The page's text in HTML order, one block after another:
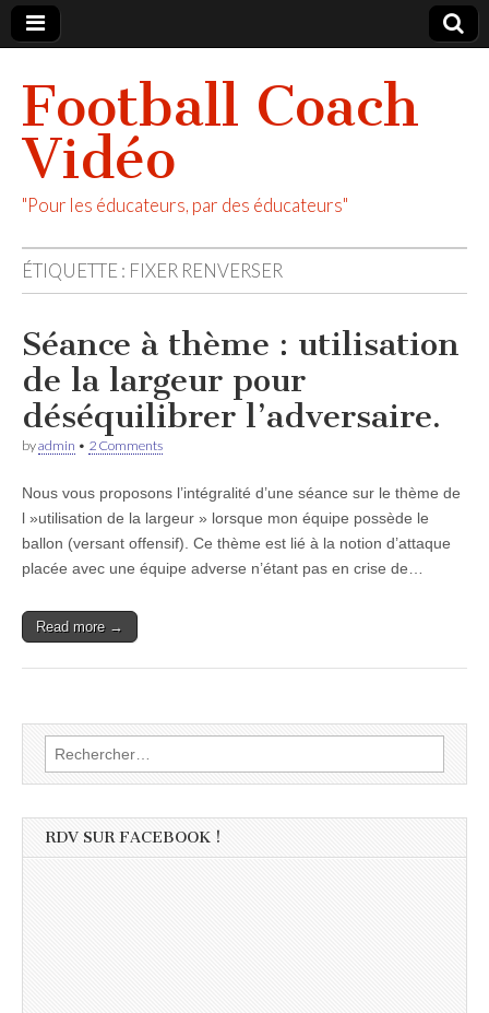
Football Coach
Vidéo
"Pour les éducateurs, par des éducateurs"
ÉTIQUETTE : FIXER RENVERSER
Séance à thème : utilisation
de la largeur pour
déséquilibrer l’adversaire.
byadmin • 2 Comments
Nous vous proposons l’intégralité d’une séance sur le thème de
l »utilisation de la largeur » lorsque mon équipe possède le
ballon (versant offensif). Ce thème est lié à la notion d’attaque
placée avec une équipe adverse n’étant pas en crise de…
Read more →
Rechercher :
RDV SUR FACEBOOK !